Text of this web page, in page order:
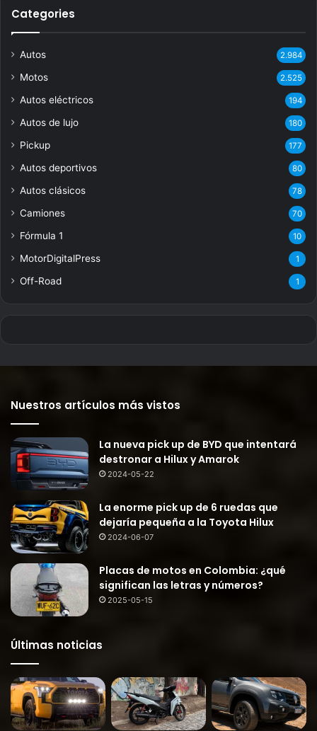
Categories
Autos 2.984
Motos 2.525
Autos eléctricos 194
Autos de lujo 180
Pickup 177
Autos deportivos 80
Autos clásicos 78
Camiones 70
Fórmula 1 10
MotorDigitalPress 1
Off-Road 1
Nuestros artículos más vistos
La nueva pick up de BYD que intentará
destronar a Hilux y Amarok
2024-05-22
La enorme pick up de 6 ruedas que
dejaría pequeña a la Toyota Hilux
2024-06-07
Placas de motos en Colombia: ¿qué
significan las letras y números?
2025-05-15
Últimas noticias